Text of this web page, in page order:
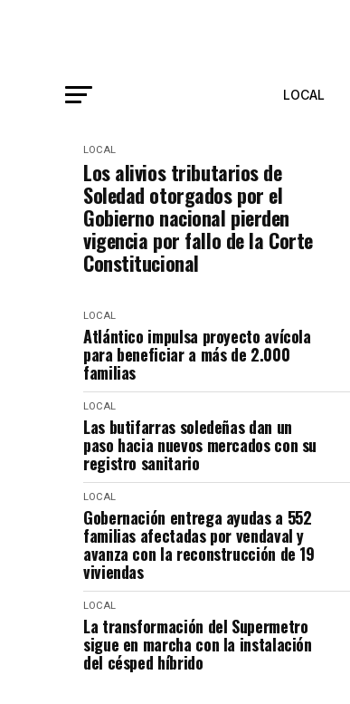
LOCAL
LOCAL
Los alivios tributarios de
Soledad otorgados por el
Gobierno nacional pierden
vigencia por fallo de la Corte
Constitucional
LOCAL
Atlántico impulsa proyecto avícola
para beneficiar a más de 2.000
familias
LOCAL
Las butifarras soledeñas dan un
paso hacia nuevos mercados con su
registro sanitario
LOCAL
Gobernación entrega ayudas a 552
familias afectadas por vendaval y
avanza con la reconstrucción de 19
viviendas
LOCAL
La transformación del Supermetro
sigue en marcha con la instalación
del césped híbrido